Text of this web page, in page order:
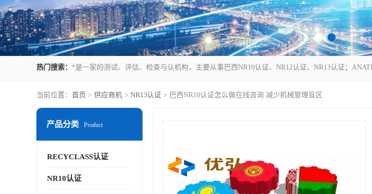
热门搜索：
当前位置： 首页 > 供应商机 > NR13认证 > 巴西NR10认证怎么做在线咨询 减少机械管理盲区
产品分类 Product
RECYCLASS认证
NR10认证